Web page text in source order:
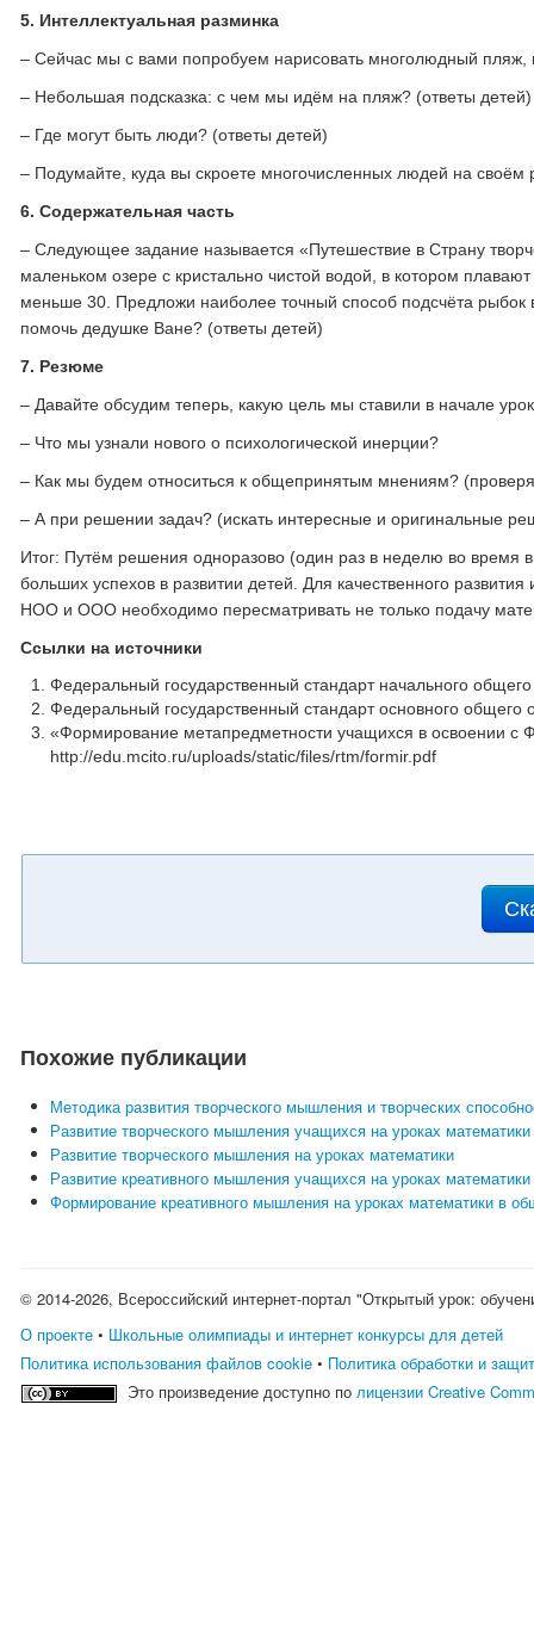
5. Интеллектуальная разминка
– Сейчас мы с вами попробуем нарисовать многолюдный пляж,
– Небольшая подсказка: с чем мы идём на пляж? (ответы детей)
– Где могут быть люди? (ответы детей)
– Подумайте, куда вы скроете многочисленных людей на своём
6.Содержательная часть
– Следующее задание называется «Путешествие в Страну
маленьком озере с кристально чистой водой, в котором
меньше 30. Предложи наиболее точный способ подсчёта рыбок
помочь дедушке Ване? (ответы детей)
7. Резюме
– Давайте обсудим теперь, какую цель мы ставили в начале
– Что мы узнали нового о психологической инерции?
– Как мы будем относиться к общепринятым мнениям?
– А при решении задач? (искать интересные и оригинальные
Итог: Путём решения одноразово (один раз в неделю во время
больших успехов в развитии детей. Для качественного
НОО и ООО необходимо пересматривать не только подачу
Ссылки на источники
Федеральный государственный стандарт начального
Федеральный государственный стандарт основного
«Формирование метапредметности учащихся в освоении
http://edu.mcito.ru/uploads/static/files/rtm/formir.pdf
Похожие публикации
Методика развития творческого мышления и творческих
Развитие творческого мышления учащихся на уроках математики
Развитие творческого мышления на уроках математики
Развитие креативного мышления учащихся на уроках математики
Формирование креативного мышления на уроках математики в
© 2014-2026, Всероссийский интернет-портал "Открытый урок:
О проекте • Школьные олимпиады и интернет конкурсы для детей
Политика использования файлов cookie • Политика обработки и
Это произведение доступно полицензии Creative